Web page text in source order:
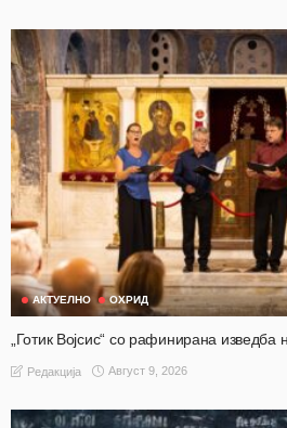
АКТУЕЛНО ОХРИД
„Готик Војсис“ со рафинирана изведба
Редакција Август 9, 2026